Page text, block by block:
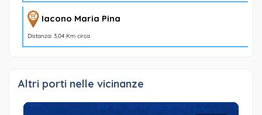
Iacono Maria Pina
Distanza: 3,04 Km circa
Altri porti nelle vicinanze